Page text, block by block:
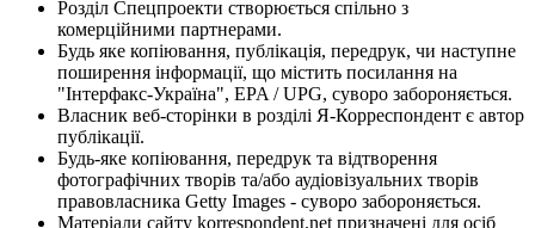
Розділ Спецпроекти створюється спільно з
комерційними партнерами.
Будь яке копіювання, публікація, передрук, чи наступне
поширення інформації, що містить посилання на
"Інтерфакс-Україна", EPA / UPG, суворо забороняється.
Власник веб-сторінки в розділі Я-Корреспондент є автор
публікації.
Будь-яке копіювання, передрук та відтворення
фотографічних творів та/або аудіовізуальних творів
правовласника Getty Images - суворо забороняється.
Матеріали сайту korrespondent.net призначені для осіб